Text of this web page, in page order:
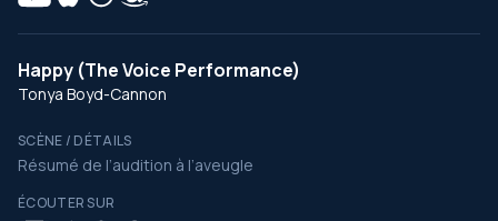
Happy (The Voice Performance)
Tonya Boyd-Cannon
SCÈNE / DÉTAILS
Résumé de l’audition à l’aveugle
ÉCOUTER SUR